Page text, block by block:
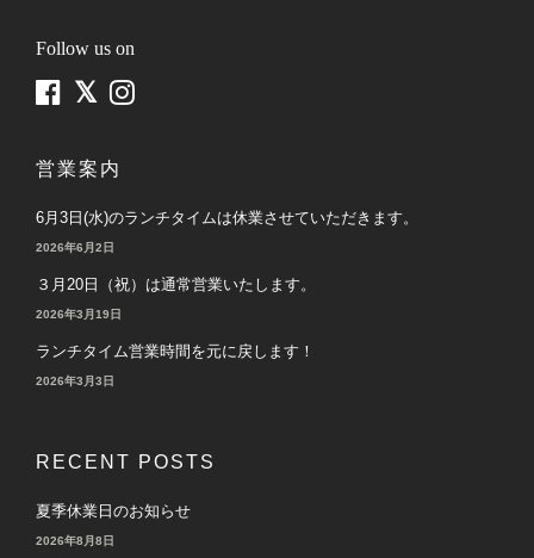
Follow us on
営業案内
6月3日(水)のランチタイムは休業させていただきます。
2026年6月2日
３月20日（祝）は通常営業いたします。
2026年3月19日
ランチタイム営業時間を元に戻します！
2026年3月3日
RECENT POSTS
夏季休業日のお知らせ
2026年8月8日